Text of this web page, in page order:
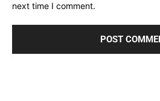
next time I comment.